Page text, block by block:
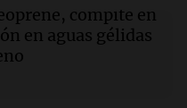
bloquean a
inscripción y donan
compite en
en aguas gélidas